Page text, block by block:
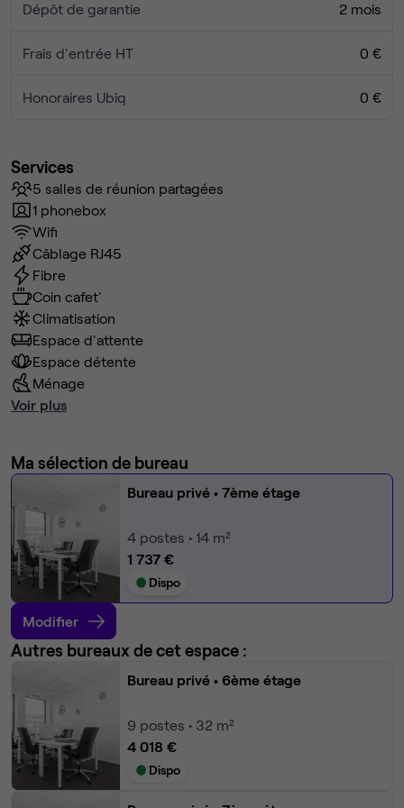
Dépôt de garantie 2 mois
Frais d'entrée HT 0 €
Honoraires Ubiq 0 €
Services
5 salles de réunion partagées
1 phonebox
Wifi
Câblage RJ45
Fibre
Coin cafet'
Climatisation
Espace d'attente
Espace détente
Ménage
Voir plus
Ma sélection de bureau
Bureau privé • 7ème étage
4 postes • 14 m²
1 737 €
Dispo
Modifier
Autres bureaux de cet espace :
Bureau privé • 6ème étage
9 postes • 32 m²
4 018 €
Dispo